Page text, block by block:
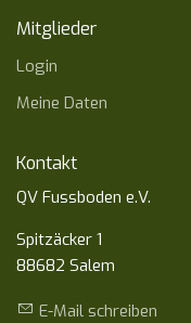
Mitglieder
Login
Meine Daten
Kontakt
QV Fussboden e.V.
Spitzäcker 1
88682 Salem
E-Mail schreiben